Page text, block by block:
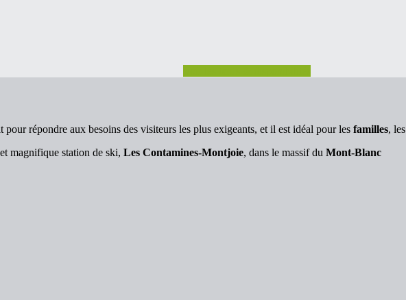
pour répondre aux besoins des visiteurs les plus exigeants, et il est idéal pour les familles, les
magnifique station de ski, Les Contamines-Montjoie, dans le massif du Mont-Blanc